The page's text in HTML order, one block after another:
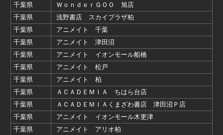
千葉県
ＷｏｎｄｅｒＧＯＯ 旭店
千葉県
浅野書店 スカイプラザ柏
千葉県
アニメイト 千葉
千葉県
アニメイト 津田沼
千葉県
アニメイト イオンモール船橋
千葉県
アニメイト 松戸
千葉県
アニメイト 柏
千葉県
ＡＣＡＤＥＭＩＡ ちはら台店
千葉県
ＡＣＡＤＥＭＩＡくまざわ書店 津田沼Ｐ店
千葉県
アニメイト イオンモール木更津
千葉県
アニメイト アリオ柏